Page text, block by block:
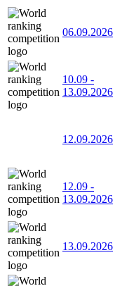
06.09.2026
10.09 -
13.09.2026
12.09.2026
12.09 -
13.09.2026
13.09.2026